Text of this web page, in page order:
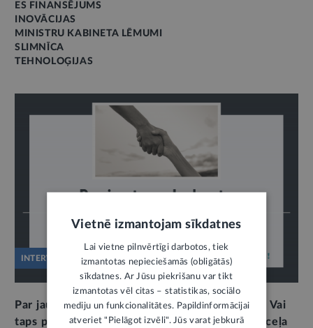
ES FINANSĒJUMS
INOVĀCIJAS
MINISTRU KABINETA LĒMUMI
SLIMNĪCA
TEHNOLOĢIJAS
INTERVIJA
Par jaunu pieeju veselības politikas plānošanā. Vai
taps psihisko saslimšanu un atkarību pacienta ceļa
Vietnē izmantojam sīkdatnes
Lai vietne pilnvērtīgi darbotos, tiek
izmantotas nepieciešamās (obligātās)
sīkdatnes. Ar Jūsu piekrišanu var tikt
izmantotas vēl citas – statistikas, sociālo
mediju un funkcionalitātes. Papildinformācijai
atveriet "Pielāgot izvēli". Jūs varat jebkurā